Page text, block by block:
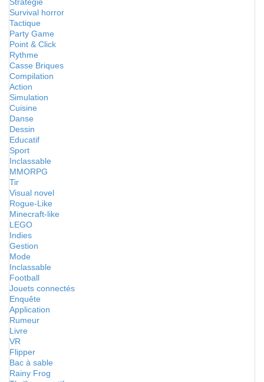
Survival horror
Tactique
Party Game
Point & Click
Rythme
Casse Briques
Compilation
Action
Simulation
Cuisine
Danse
Dessin
Educatif
Sport
Inclassable
MMORPG
Tir
Visual novel
Rogue-Like
Minecraft-like
LEGO
Indies
Gestion
Mode
Inclassable
Football
Jouets connectés
Enquête
Application
Rumeur
Livre
VR
Flipper
Bac à sable
Rainy Frog